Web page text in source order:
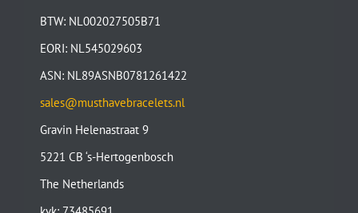
BTW: NL002027505B71
EORI: NL545029603
ASN: NL89ASNB0781261422
sales@musthavebracelets.nl
Gravin Helenastraat 9
5221 CB ‘s-Hertogenbosch
The Netherlands